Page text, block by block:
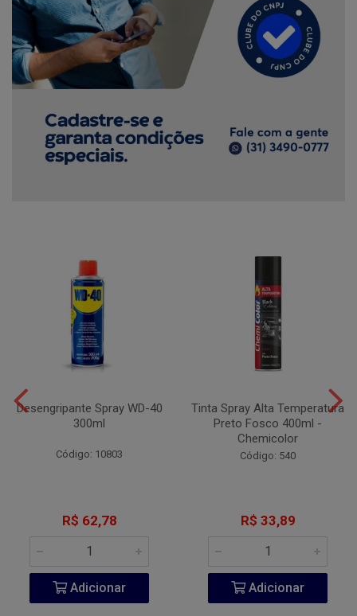
Desengripante Spray WD-40
300ml
Código: 10803
R$ 62,78
Adicionar
Tinta Spray Alta Temperatura
Preto Fosco 400ml -
Chemicolor
Código: 540
R$ 33,89
Adicionar